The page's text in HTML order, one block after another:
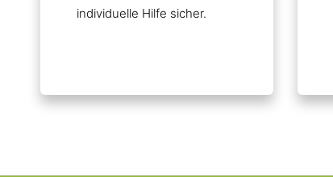
individuelle Hilfe sicher.